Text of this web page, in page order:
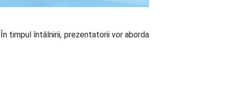
timpul întâlnirii, prezentatorii vor aborda